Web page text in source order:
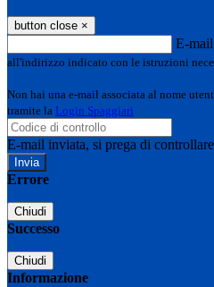
button close ×
E-mail
all'indirizzo indicato con le istruzioni
Non hai una e-mail associata al nome
tramite la Login Spaggiari
E-mail inviata, si prega di
Errore
Chiudi
Successo
Chiudi
Informazione